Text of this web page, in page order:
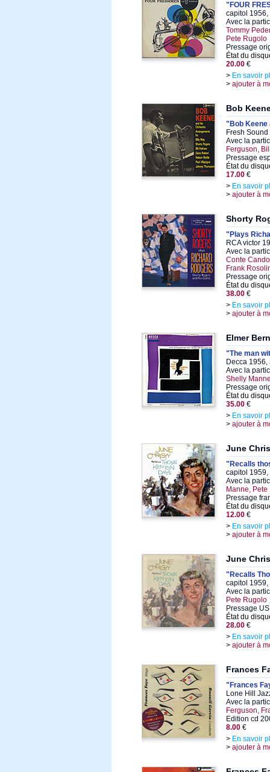
"FOUR
capitol 1956,
Avec la
Tommy
Pete Rugolo
Pressage
État du
20.00 €
> En savoir
> ajouter à
Bob
"Bob Keene
Fresh
Avec la
Ferguson,
Pressage
État du
17.00 €
> En savoir
> ajouter à
Shorty
"Plays
RCA victor
Avec la
Conte
Frank
Pressage
État du
38.00 €
> En savoir
> ajouter à
Elmer
"The man
Decca
Avec la
Shelly
Pressage
État du
35.00 €
> En savoir
> ajouter à
June
"Recalls
capitol 1959,
Avec la
Manne,
Pressage
État du
12.00 €
> En savoir
> ajouter à
June
"Recalls
capitol 1959,
Avec la
Pete Rugolo
Pressage
État du
28.00 €
> En savoir
> ajouter à
Frances
"Frances
Lone Hill
Avec la
Ferguson,
Edition cd
8.00 €
> En savoir
> ajouter à